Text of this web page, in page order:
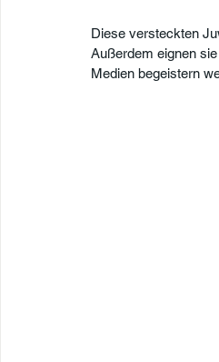
Diese versteckten
Außerdem eignen
Medien begeistern